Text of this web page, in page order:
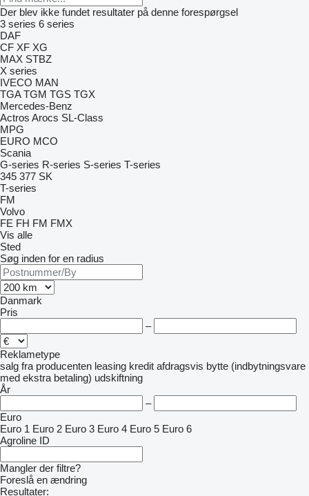
Der blev ikke fundet resultater på denne forespørgsel
3 series 6 series
DAF
CF XF XG
MAX STBZ
X series
IVECO MAN
TGA TGM TGS TGX
Mercedes-Benz
Actros Arocs SL-Class
MPG
EURO MCO
Scania
G-series R-series S-series T-series
345 377 SK
T-series
FM
Volvo
FE FH FM FMX
Vis alle
Sted
Søg inden for en radius
Danmark
Pris
–
Reklametype
salg fra producenten leasing kredit afdragsvis bytte (indbytningsvare
med ekstra betaling) udskiftning
År
–
Euro
Euro 1 Euro 2 Euro 3 Euro 4 Euro 5 Euro 6
Agroline ID
Mangler der filtre?
Foreslå en ændring
Resultater: